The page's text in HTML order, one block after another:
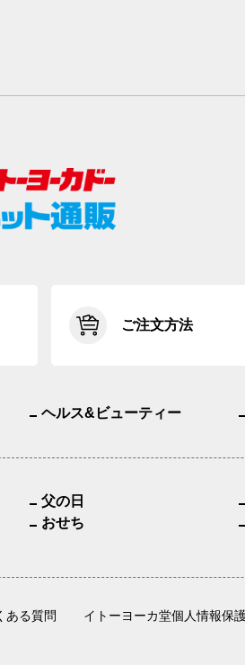
ご注文方法
ヘルス&ビューティー
父の日
おせち
ある質問 イトーヨーカ堂個人情報保